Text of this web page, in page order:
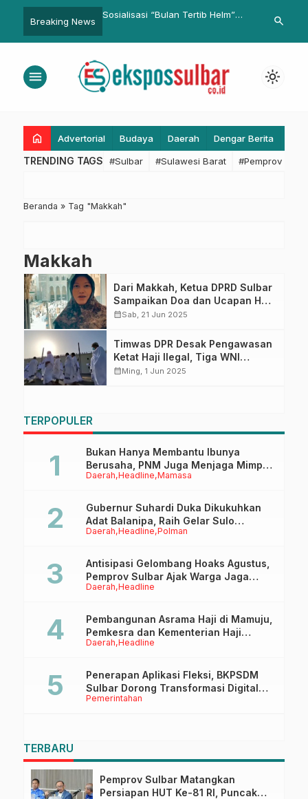
Breaking News
dan Kebersamaan
Sosialisasi “Bulan Tertib Helm”
Jasa Raharja Sasar Pelajar di
Pemprov
Perkuat
search
menu light_mode
home Advertorial Budaya Daerah Dengar Berita
TRENDING TAGS #Sulbar #Sulawesi Barat #Pemprov
Beranda » Tag "Makkah"
Makkah
Dari Makkah, Ketua DPRD Sulbar
Sampaikan Doa dan Ucapan HUT
Bhayangkara ke-79
calendar_monthSab, 21 Jun 2025
Timwas DPR Desak Pengawasan
Ketat Haji Ilegal, Tiga WNI
Terlantar di Gurun Makkah
calendar_monthMing, 1 Jun 2025
TERPOPULER
Daerah Headline Mamasa
Bukan Hanya Membantu Ibunya
Berusaha, PNM Juga Menjaga Mimpi
Anaknya Untuk Menggapai Cita-Cita
Daerah Headline Polman
Gubernur Suhardi Duka Dikukuhkan
Adat Balanipa, Raih Gelar Sulo
Tappidena
Daerah Headline
Antisipasi Gelombang Hoaks Agustus,
Pemprov Sulbar Ajak Warga Jaga
Ruang Digital
Daerah Headline
Pembangunan Asrama Haji di Mamuju,
Pemkesra dan Kementerian Haji
Sulbar Tinjau Lokasi
Pemerintahan
Penerapan Aplikasi Fleksi, BKPSDM
Sulbar Dorong Transformasi Digital
Sistem Kehadiran ASN
TERBARU
Pemprov Sulbar Matangkan
Persiapan HUT Ke-81 RI, Puncak